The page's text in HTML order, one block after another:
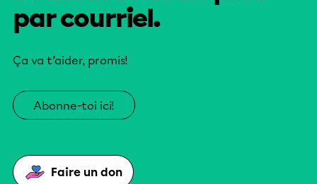
par courriel.
Ça va t’aider, promis!
Abonne-toi ici!
Faire un don